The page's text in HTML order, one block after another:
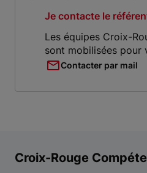
Je contacte le
Les équipes Croix-
sont mobilisées pour
Contacter par mail
Croix-Rouge